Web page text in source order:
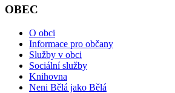
OBEC
O obci
Informace pro občany
Služby v obci
Sociální služby
Knihovna
Neni Bělá jako Bělá